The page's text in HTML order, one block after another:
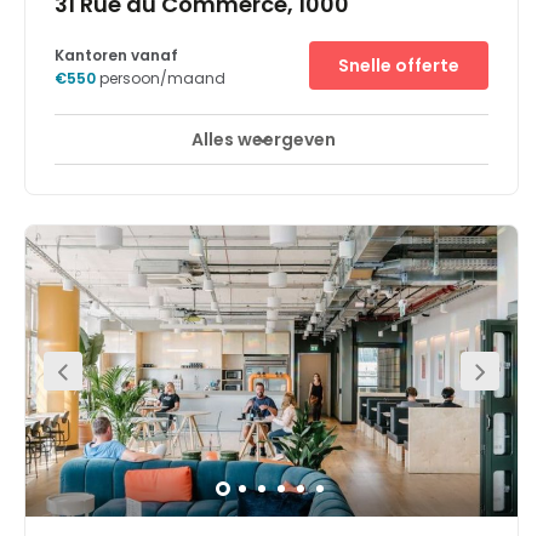
Stadscentrum
vibrant area surrounded by other commercial
organisations. Other useful local amenities in the
immediate vicinity include several restaurants, shops,
schools and government buildings. In terms of transport,
the centre is well connected with several links providing
convenient access to the city centre and wider regions.
The Trone underground stop is at your doorstep, whilst
the Bruxelles Central train station is located 1km away.
Kantoren vanaf
€550persoon/maand
Snelle offerte
Alles weergeven